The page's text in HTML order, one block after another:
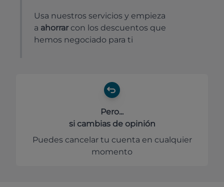
Usa nuestros servicios y empieza
a ahorrar con los descuentos que
hemos negociado para ti
Pero...
si cambias de opinión
Puedes cancelar tu cuenta en cualquier
momento